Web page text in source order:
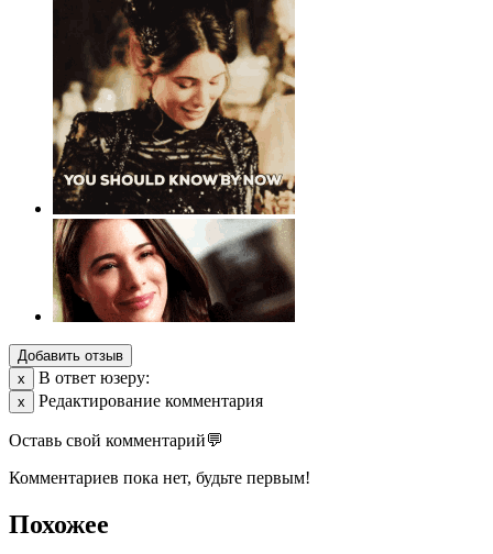
Добавить отзыв
х
В ответ юзеру:
х Редактирование комментария
Оставь свой комментарий💬
Комментариев пока нет, будьте первым!
Похожее